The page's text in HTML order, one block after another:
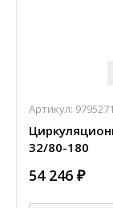
Артикул:
32/80-180
54 246 ₽